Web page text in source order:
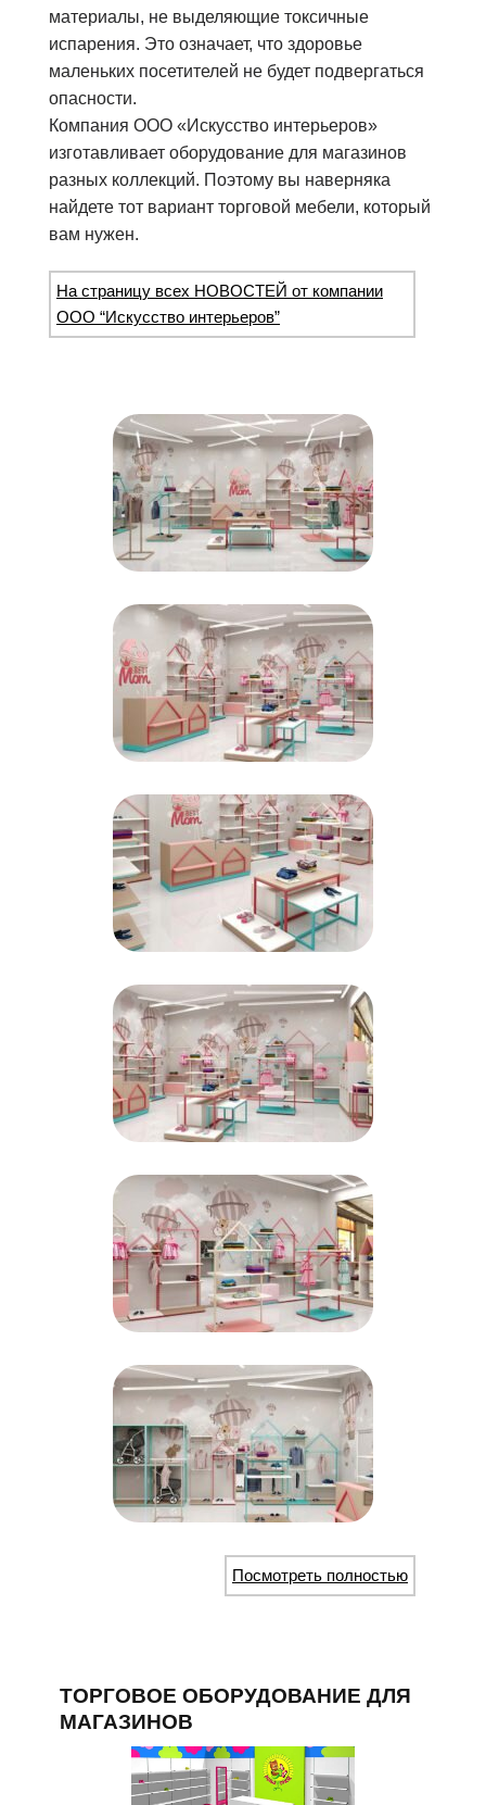
материалы, не выделяющие токсичные
испарения. Это означает, что здоровье
маленьких посетителей не будет подвергаться
опасности.
Компания ООО «Искусство интерьеров»
изготавливает оборудование для магазинов
разных коллекций. Поэтому вы наверняка
найдете тот вариант торговой мебели, который
вам нужен.
На страницу всех НОВОСТЕЙ от компании
ООО “Искусство интерьеров”
Посмотреть полностью
ТОРГОВОЕ ОБОРУДОВАНИЕ ДЛЯ
МАГАЗИНОВ